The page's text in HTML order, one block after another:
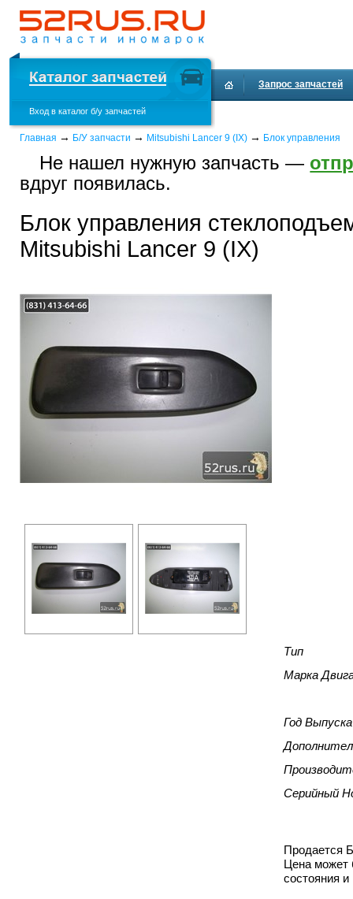
Вход в каталог б/у запчастей
Запрос запчастей
Главная → Б/У запчасти → Mitsubishi Lancer 9 (IX) → Блок управления
Не нашел нужную запчасть —
вдруг появилась.
Блок управления
Mitsubishi Lancer 9 (IX)
Тип
Марка
Год Выпуска
Серийный
Продается
Цена может
состояния